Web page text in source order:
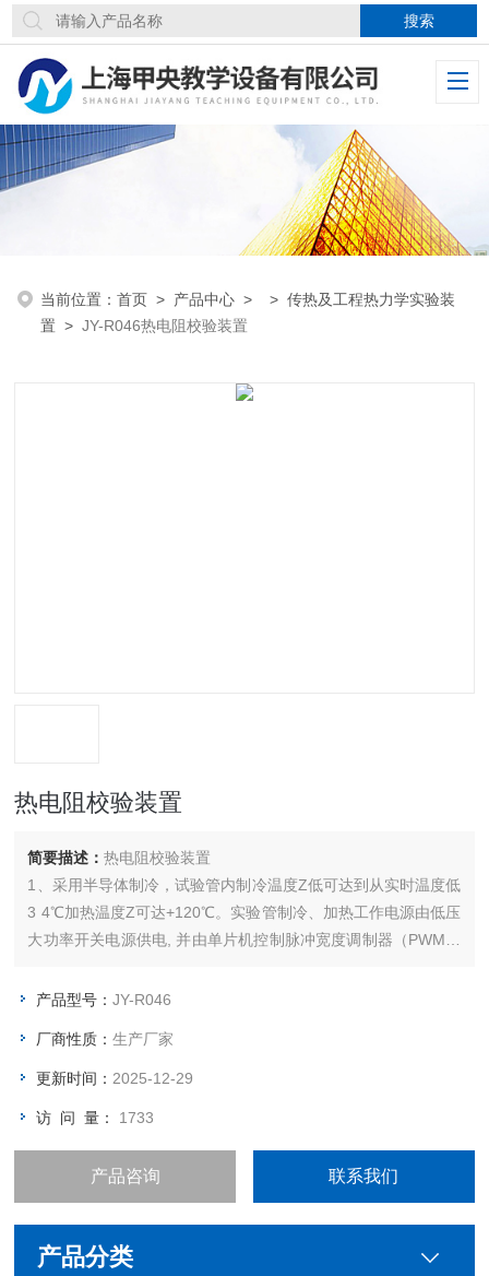
当前位置：首页 > 产品中心 > >传热及工程热力学实验装
置 >JY-R046热电阻校验装置
热电阻校验装置
简要描述：热电阻校验装置
1、采用半导体制冷，试验管内制冷温度Z低可达到从实时温度低
3 4℃加热温度Z可达+120℃。实验管制冷、加热工作电源由低压
大功率开关电源供电, 并由单片机控制脉冲宽度调制器（PWM）
产品型号：JY-R046
厂商性质：生产厂家
更新时间： 2025-12-29
访 问 量： 1733
产品咨询 联系我们
产品分类